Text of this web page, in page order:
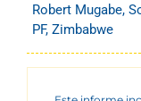
Robert Mugabe,
PF, Zimbabwe